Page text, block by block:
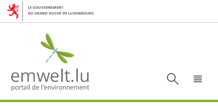
Aller
Aller